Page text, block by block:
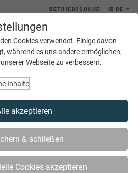
Cookies verwendet. Einige davon
während es uns andere ermöglichen,
Webseite zu verbessern.
Inhalte
akzeptieren
& schließen
Cookies akzeptieren
BETRIEBSSUCHE DE
MENÜ
BEKOMMT NEUEN
DIE INNUNGEN